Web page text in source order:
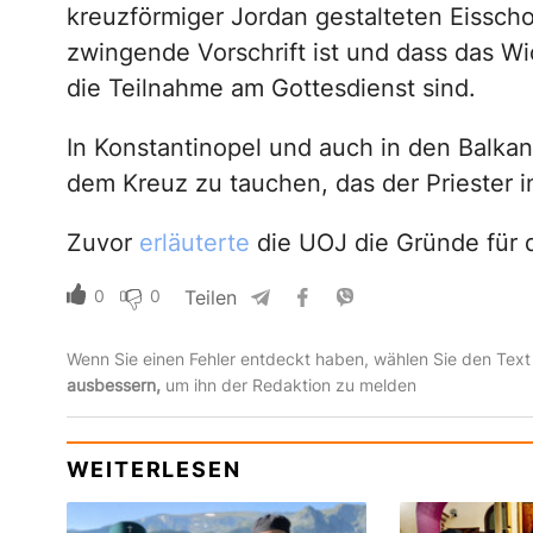
kreuzförmiger Jordan gestalteten
zwingende Vorschrift ist und dass das
die Teilnahme am Gottesdienst sind.
In Konstantinopel und auch in den
dem Kreuz zu tauchen, das der Priester
Zuvor erläuterte die UOJ die Gründe für
0 0 Teilen
Wenn Sie einen Fehler entdeckt haben, wählen Sie den
ausbessern,um ihn der Redaktion zu melden
WEITERLESEN